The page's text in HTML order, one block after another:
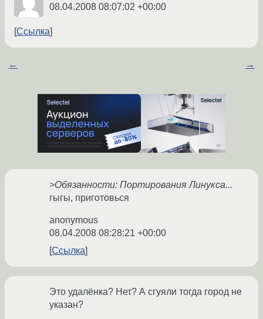
08.04.2008 08:07:02 +00:00
Ссылка
← →
>Обязанности: Портирования Линукса...
гыгы, приготовься
anonymous
08.04.2008 08:28:21 +00:00
Ссылка
Это удалёнка? Нет? А сгуяли тогда город не
указан?